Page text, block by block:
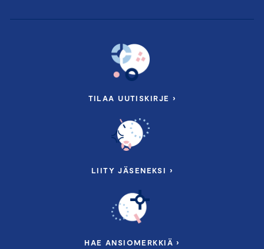
TILAA UUTISKIRJE ›
LIITY JÄSENEKSI ›
HAE ANSIOMERKKIÄ ›